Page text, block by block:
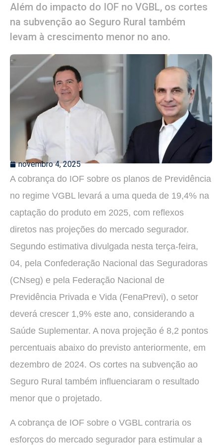
Além do impacto do IOF no VGBL, os cortes
na subvenção ao Seguro Rural também
levam à crescimento menor no ano.
novembro 4, 2025
A cobrança do IOF sobre os planos de Previdência
no regime VGBL levará a uma queda de 19,4% na
captação do produto em 2025, com reflexos
diretos nas projeções do mercado segurador.
Segundo estimativa divulgada nesta terça-feira,
04, pela Confederação Nacional das Seguradoras
(CNseg) e pela Federação Nacional de
Previdência Privada e Vida (FenaPrevi), o setor
deverá crescer 1,9% este ano, considerando a
Saúde Suplementar. A nova projeção é 8,2 pontos
percentuais abaixo do previsto anteriormente, em
dezembro de 2024. Os cortes na subvenção ao
Seguro Rural também influenciaram o resultado
menor que o projetado.
A cobrança de IOF sobre o VGBL contraria os
esforços do mercado segurador para estimular a